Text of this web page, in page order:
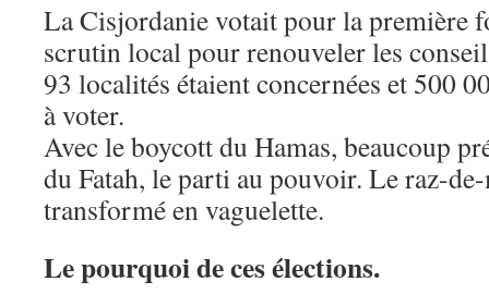
La Cisjordanie votait pour la première
scrutin local pour renouveler les
93 localités étaient concernées et 500
à voter.
Avec le boycott du Hamas, beaucoup
du Fatah, le parti au pouvoir. Le raz-
transformé en vaguelette.
Le pourquoi de ces élections.